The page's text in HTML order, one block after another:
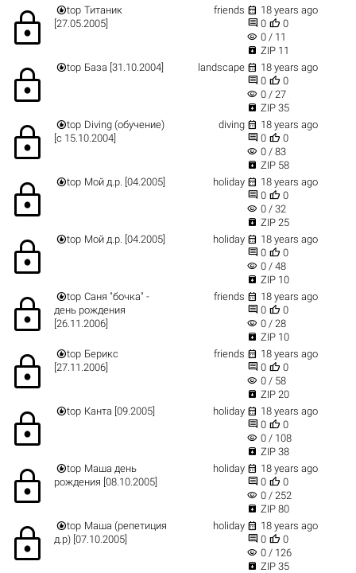
lock top Титаник
[27.05.2005]
friends  18 years ago
 0  0
visibility 0 / 11
 ZIP 11
lock top База [31.10.2004] landscape  18 years ago
 0  0
visibility 0 / 27
 ZIP 35
lock top Diving (обучение)
[с 15.10.2004]
diving  18 years ago
 0  0
visibility 0 / 83
 ZIP 58
lock top Мой д.р. [04.2005] holiday  18 years ago
 0  0
visibility 0 / 32
 ZIP 25
lock top Мой д.р. [04.2005] holiday  18 years ago
 0  0
visibility 0 / 48
 ZIP 10
lock top Саня "бочка" -
день рождения
[26.11.2006]
friends  18 years ago
 0  0
visibility 0 / 28
 ZIP 10
lock top Берикс
[27.11.2006]
friends  18 years ago
 0  0
visibility 0 / 58
 ZIP 20
lock top Канта [09.2005] holiday  18 years ago
 0  0
visibility 0 / 108
 ZIP 38
lock top Маша день
рождения [08.10.2005]
holiday  18 years ago
 0  0
visibility 0 / 252
 ZIP 80
lock top Маша (репетиция
д.р) [07.10.2005]
holiday  18 years ago
 0  0
visibility 0 / 126
 ZIP 35